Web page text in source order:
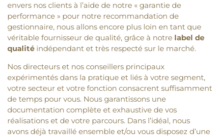
envers nos clients à l’aide de notre « garantie de
performance » pour notre recommandation de
gestionnaire, nous allons encore plus loin en tant que
véritable fournisseur de qualité, grâce à notre label de
qualité indépendant et très respecté sur le marché.
Nos directeurs et nos conseillers principaux
expérimentés dans la pratique et liés à votre segment,
votre secteur et votre fonction consacrent suffisamment
de temps pour vous. Nous garantissons une
documentation complète et exhaustive de vos
réalisations et de votre parcours. Dans l’idéal, nous
avons déjà travaillé ensemble et/ou vous disposez d’une